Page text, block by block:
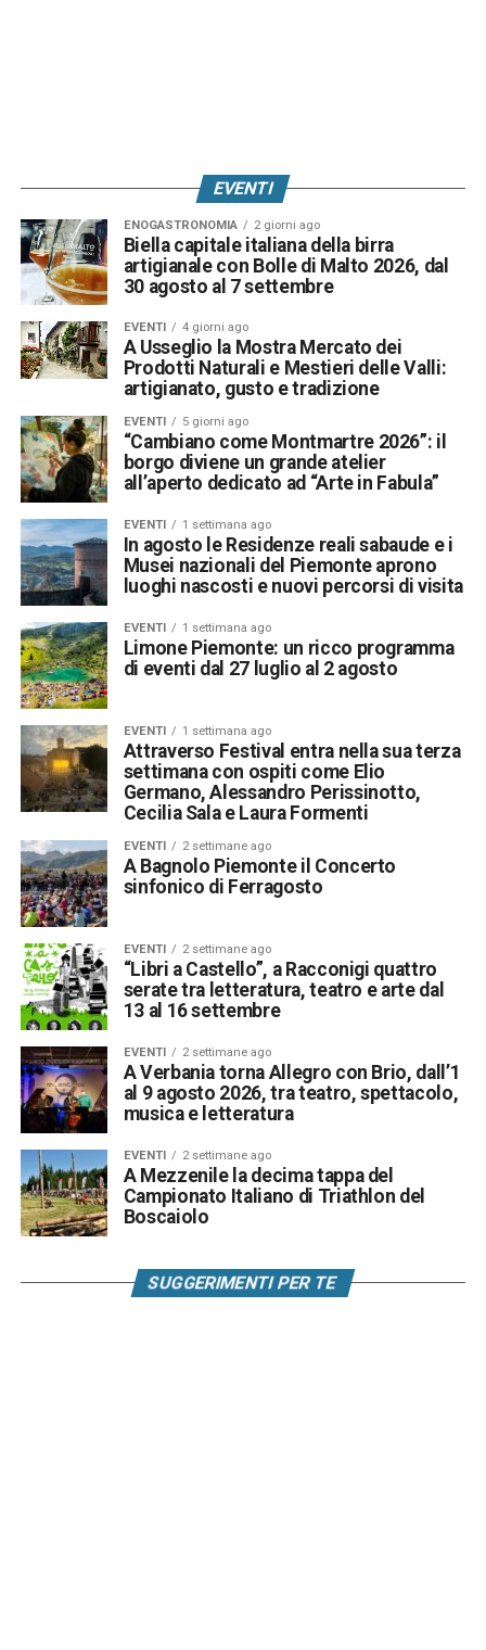
EVENTI
ENOGASTRONOMIA 2 giorni ago
Biella capitale italiana della birra
artigianale con Bolle di Malto 2026, dal
30 agosto al 7 settembre
EVENTI 4 giorni ago
A Usseglio la Mostra Mercato dei
Prodotti Naturali e Mestieri delle Valli:
artigianato, gusto e tradizione
EVENTI 5 giorni ago
“Cambiano come Montmartre 2026”: il
borgo diviene un grande atelier
all’aperto dedicato ad “Arte in Fabula”
EVENTI 1 settimana ago
In agosto le Residenze reali sabaude e i
Musei nazionali del Piemonte aprono
luoghi nascosti e nuovi percorsi di visita
EVENTI 1 settimana ago
Limone Piemonte: un ricco programma
di eventi dal 27 luglio al 2 agosto
EVENTI 1 settimana ago
Attraverso Festival entra nella sua terza
settimana con ospiti come Elio
Germano, Alessandro Perissinotto,
Cecilia Sala e Laura Formenti
EVENTI 2 settimane ago
A Bagnolo Piemonte il Concerto
sinfonico di Ferragosto
EVENTI 2 settimane ago
“Libri a Castello”, a Racconigi quattro
serate tra letteratura, teatro e arte dal
13 al 16 settembre
EVENTI 2 settimane ago
A Verbania torna Allegro con Brio, dall’1
al 9 agosto 2026, tra teatro, spettacolo,
musica e letteratura
EVENTI 2 settimane ago
A Mezzenile la decima tappa del
Campionato Italiano di Triathlon del
Boscaiolo
SUGGERIMENTI PER TE